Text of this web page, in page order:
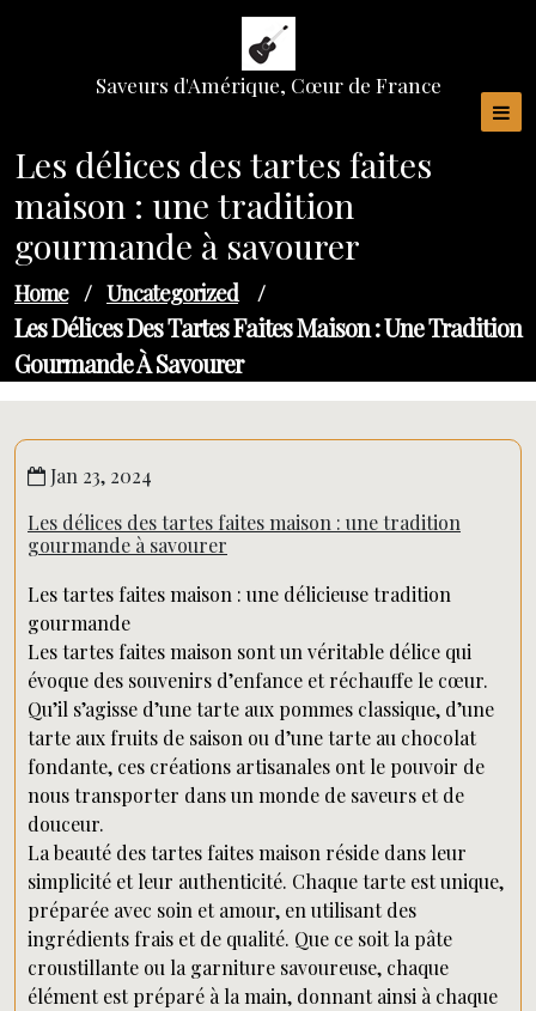
Saveurs d'Amérique, Cœur de France
Les délices des tartes faites
maison : une tradition
gourmande à savourer
Home / Uncategorized /
Les Délices Des Tartes Faites Maison : Une Tradition
Gourmande À Savourer
Jan 23, 2024
Les délices des tartes faites maison : une tradition
gourmande à savourer
Les tartes faites maison : une délicieuse tradition
gourmande
Les tartes faites maison sont un véritable délice qui
évoque des souvenirs d’enfance et réchauffe le cœur.
Qu’il s’agisse d’une tarte aux pommes classique, d’une
tarte aux fruits de saison ou d’une tarte au chocolat
fondante, ces créations artisanales ont le pouvoir de
nous transporter dans un monde de saveurs et de
douceur.
La beauté des tartes faites maison réside dans leur
simplicité et leur authenticité. Chaque tarte est unique,
préparée avec soin et amour, en utilisant des
ingrédients frais et de qualité. Que ce soit la pâte
croustillante ou la garniture savoureuse, chaque
élément est préparé à la main, donnant ainsi à chaque